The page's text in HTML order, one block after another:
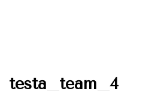
testa_team_4